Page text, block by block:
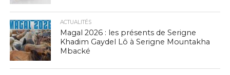
ACTUALITÉS
Magal 2026 : les présents de Serigne
Khadim Gaydel Lô à Serigne Mountakha
Mbacké